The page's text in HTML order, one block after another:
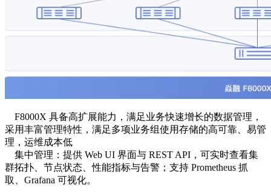
F8000X 具备高扩展能力，满足业务快速增长的数据管理，
采用丰富管理特性，满足多项业务组使用存储的高可靠、易管
理，运维成本低
集中管理：提供 Web UI 界面与 REST API，可实时查看集
群拓扑、节点状态、性能指标与告警；支持 Prometheus 抓
取、Grafana 可视化。